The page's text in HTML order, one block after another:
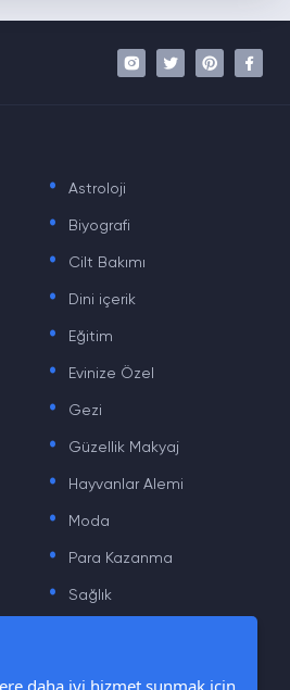
. Astroloji
. Biyografi
. Cilt Bakımı
. Dini içerik
. Eğitim
. Evinize Özel
. Gezi
. Güzellik Makyaj
. Hayvanlar Alemi
. Moda
. Para Kazanma
. Sağlık
.
daha iyi hizmet sunmak için